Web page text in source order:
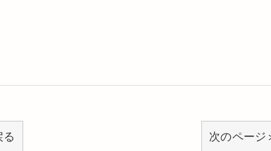
次のページ